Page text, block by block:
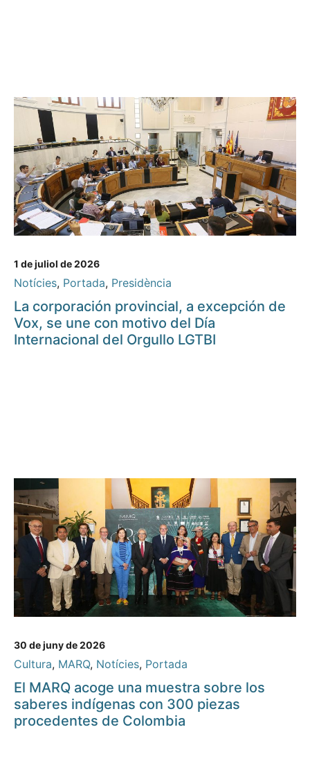
1 de juliol de 2026
Notícies, Portada, Presidència
La corporación provincial, a excepción de
Vox, se une con motivo del Día
Internacional del Orgullo LGTBI
30 de juny de 2026
Cultura, MARQ, Notícies, Portada
El MARQ acoge una muestra sobre los
saberes indígenas con 300 piezas
procedentes de Colombia